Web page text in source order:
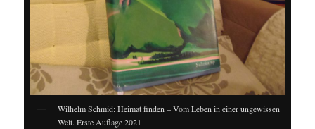
Wilhelm Schmid: Heimat finden – Vom Leben in einer ungewissen
Welt. Erste Auflage 2021